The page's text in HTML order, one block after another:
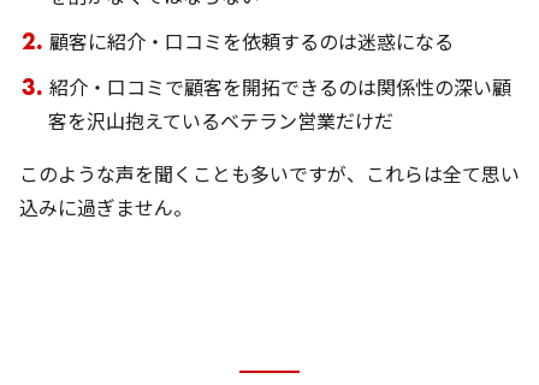
顧客に紹介・口コミを依頼するのは迷惑になる
紹介・口コミで顧客を開拓できるのは関係性の深い顧
客を沢山抱えているベテラン営業だけだ
このような声を聞くことも多いですが、これらは全て思い
込みに過ぎません。